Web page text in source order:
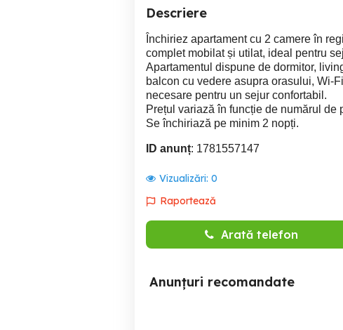
Descriere
Închiriez apartament cu 2 camere în
complet mobilat și utilat, ideal pentru
Apartamentul dispune de dormitor,
balcon cu vedere asupra orasului, Wi-
necesare pentru un sejur confortabil.
Prețul variază în funcție de numărul de
Se închiriază pe minim 2 nopți.
ID anunț: 1781557147
Vizualizări: 0
Raportează
Arată telefon
Anunțuri recomandate